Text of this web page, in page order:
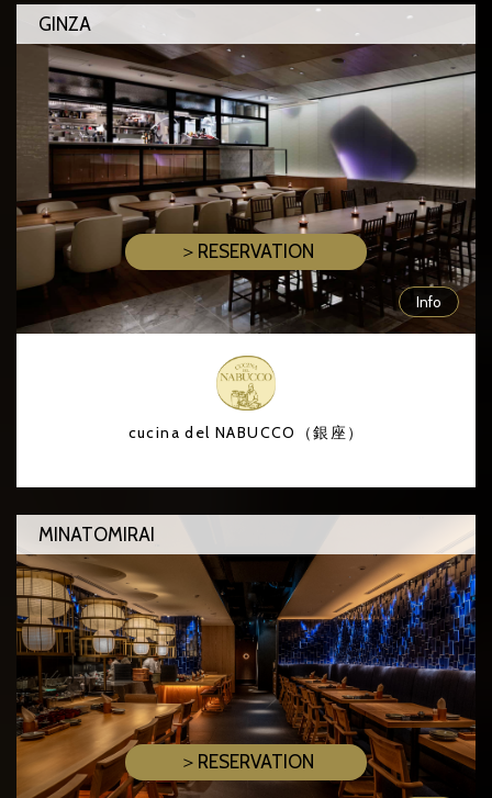
GINZA
＞RESERVATION
Info
cucina del NABUCCO（銀座）
MINATOMIRAI
＞RESERVATION